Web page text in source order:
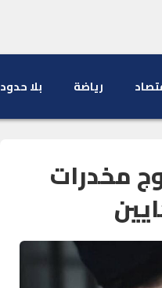
رياضة بلا حدود
مخدرات